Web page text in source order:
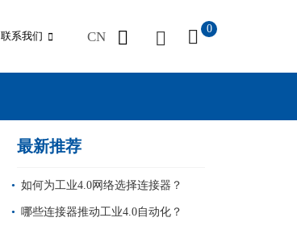
联系我们 CN
0
最新推荐
如何为工业4.0网络选择连接器？
哪些连接器推动工业4.0自动化？